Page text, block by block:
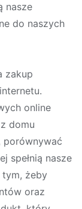
nasze
do naszych
zakup
online
domu
porównywać
spełnią nasze
tym, żeby
oraz